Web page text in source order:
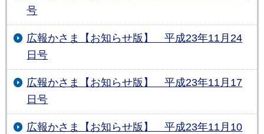
号
広報かさま【お知らせ版】 平成23年11月24
日号
広報かさま【お知らせ版】 平成23年11月17
日号
広報かさま【お知らせ版】 平成23年11月10